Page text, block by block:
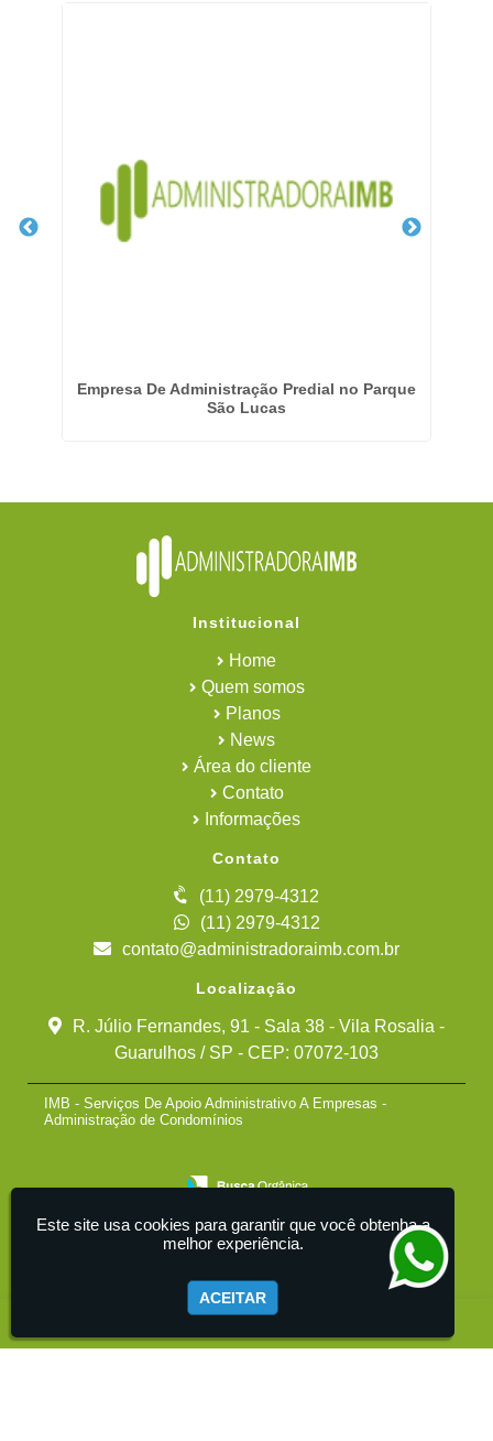
Empresa De Administração Predial no Parque
São Lucas
Institucional
Home
Quem somos
Planos
News
Área do cliente
Contato
Informações
Contato
(11) 2979-4312
(11) 2979-4312
contato@administradoraimb.com.br
Localização
R. Júlio Fernandes, 91 - Sala 38 - Vila Rosalia -
Guarulhos / SP - CEP: 07072-103
IMB - Serviços De Apoio Administrativo A Empresas -
Administração de Condomínios
Este site usa cookies para garantir que você obtenha a
melhor experiência.
ACEITAR